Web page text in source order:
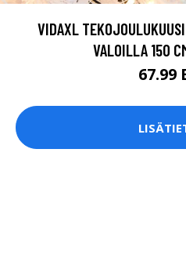
VIDAXL
VALOILLA 150
67.99